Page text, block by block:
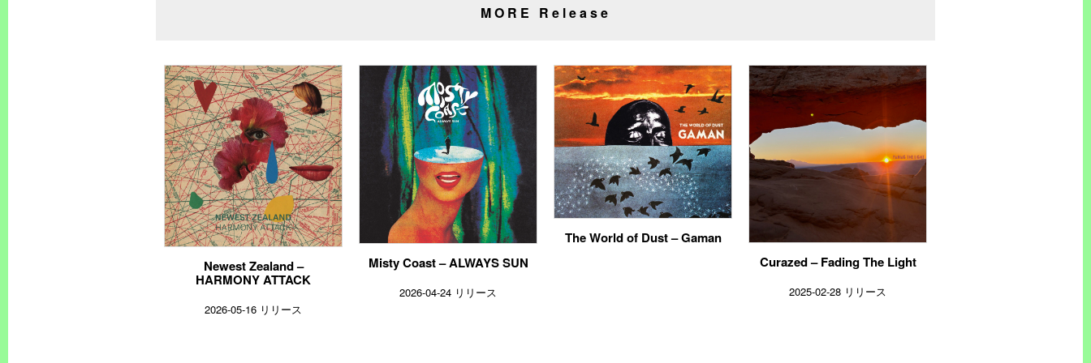
MORE Release
Newest Zealand –
HARMONY ATTACK
2026-05-16 リリース
Misty Coast – ALWAYS SUN
2026-04-24 リリース
The World of Dust – Gaman
Curazed – Fading The Light
2025-02-28 リリース